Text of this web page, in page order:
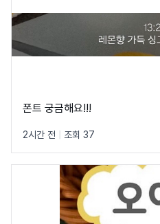
폰트 궁금해요!!!
2시간 전 조회 37